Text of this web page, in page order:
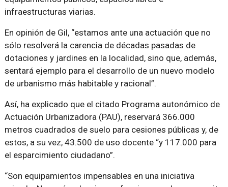
infraestructuras viarias.
En opinión de Gil, “estamos ante una actuación que no
sólo resolverá la carencia de décadas pasadas de
dotaciones y jardines en la localidad, sino que, además,
sentará ejemplo para el desarrollo de un nuevo modelo
de urbanismo más habitable y racional”.
Así, ha explicado que el citado Programa autonómico de
Actuación Urbanizadora (PAU), reservará 366.000
metros cuadrados de suelo para cesiones públicas y, de
estos, a su vez, 43.500 de uso docente “y 117.000 para
el esparcimiento ciudadano”.
“Son equipamientos impensables en una iniciativa